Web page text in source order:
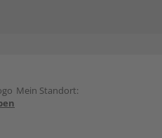
Mein Standort: